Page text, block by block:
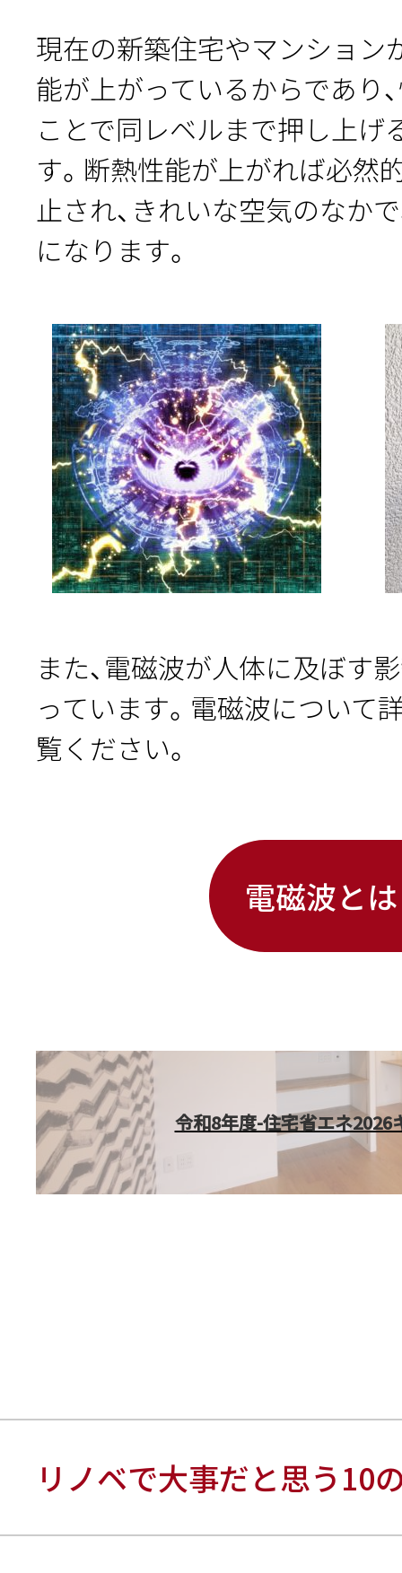
現在の新築住宅やマンション
能が上がっているからであり
ことで同レベルまで押し上げ
す。断熱性能が上がれば必然
止され、きれいな空気のなか
になります。
また、電磁波が人体に及ぼす
っています。電磁波について
覧ください。
電磁波と
令和8年度-住宅省エネ2026
リノベで大事だと思う10